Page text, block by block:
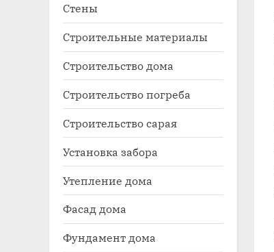
Стены
Строительные материалы
Строительство дома
Строительство погреба
Строительство сарая
Установка забора
Утепление дома
Фасад дома
Фундамент дома